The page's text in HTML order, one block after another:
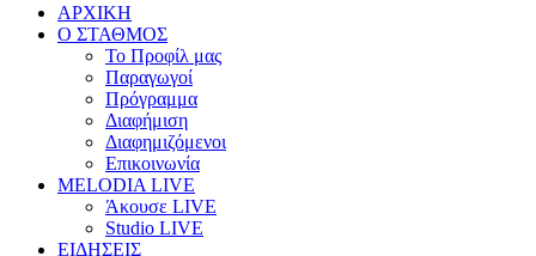
ΑΡΧΙΚΗ
Ο ΣΤΑΘΜΟΣ
Το Προφίλ μας
Παραγωγοί
Πρόγραμμα
Διαφήμιση
Διαφημιζόμενοι
Επικοινωνία
MELODIA LIVE
Άκουσε LIVE
Studio LIVE
ΕΙΔΗΣΕΙΣ